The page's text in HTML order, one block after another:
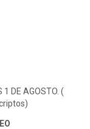
1 DE AGOSTO. (